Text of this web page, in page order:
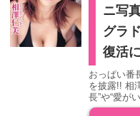
ニ写
グラ
復活
おっぱい番
を披露!! 相
長”や“愛が